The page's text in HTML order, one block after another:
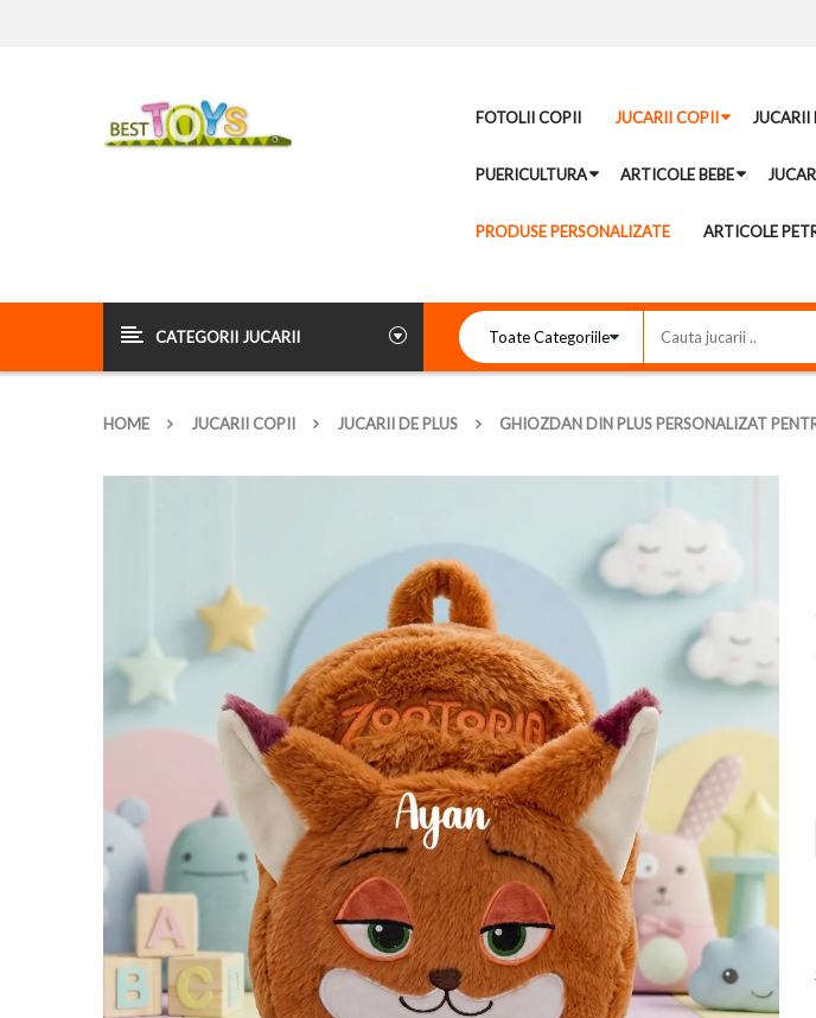
FOTOLII COPII JUCARII COPII JUCARII
PUERICULTURA ARTICOLE BEBE
PRODUSE PERSONALIZATE ARTICOLE
CATEGORII JUCARII
HOME JUCARII COPII JUCARII DE PLUS GHIOZDAN DIN PLUS PERSONALIZAT